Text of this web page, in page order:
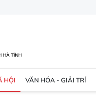
HỘI VĂN HÓA - GIẢI TRÍ